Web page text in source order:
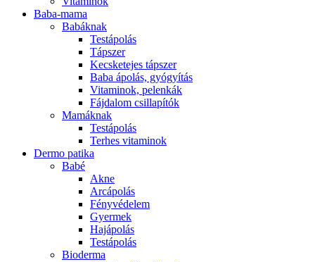
Baba-mama
Babáknak
Testápolás
Tápszer
Kecsketejes tápszer
Baba ápolás, gyógyítás
Vitaminok, pelenkák
Fájdalom csillapítók
Mamáknak
Testápolás
Terhes vitaminok
Dermo patika
Babé
Akne
Arcápolás
Fényvédelem
Gyermek
Hajápolás
Testápolás
Bioderma